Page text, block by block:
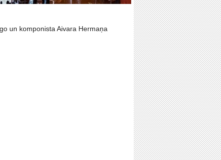
un komponista Aivara Hermaņa